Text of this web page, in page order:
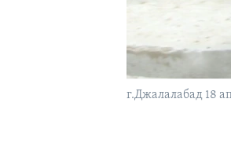
г.Джалалабад 18